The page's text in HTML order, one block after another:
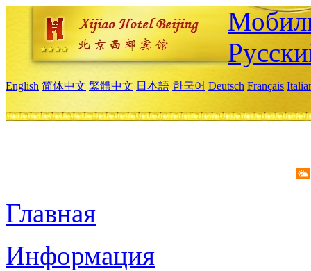
English 简体中文 繁體中文 日本語 한국어 Deutsch Français
Главная
Информация